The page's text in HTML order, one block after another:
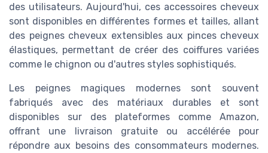
des utilisateurs. Aujourd'hui, ces accessoires cheveux
sont disponibles en différentes formes et tailles, allant
des peignes cheveux extensibles aux pinces cheveux
élastiques, permettant de créer des coiffures variées
comme le chignon ou d'autres styles sophistiqués.
Les peignes magiques modernes sont souvent
fabriqués avec des matériaux durables et sont
disponibles sur des plateformes comme Amazon,
offrant une livraison gratuite ou accélérée pour
répondre aux besoins des consommateurs modernes.